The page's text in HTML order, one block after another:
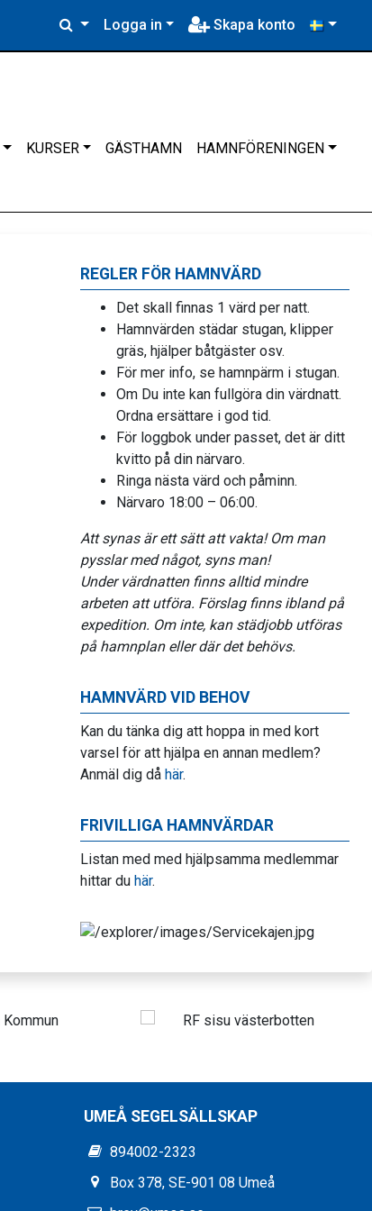
Logga in Skapa konto
KURSER GÄSTHAMN HAMNFÖRENINGEN
REGLER FÖR HAMNVÄRD
Det skall finnas 1 värd per natt.
Hamnvärden städar stugan, klipper
gräs, hjälper båtgäster osv.
För mer info, se hamnpärm i stugan.
Om Du inte kan fullgöra din värdnatt.
Ordna ersättare i god tid.
För loggbok under passet, det är ditt
kvitto på din närvaro.
Ringa nästa värd och påminn.
Närvaro 18:00 – 06:00.
Att synas är ett sätt att vakta! Om man
pysslar med något, syns man!
Under värdnatten finns alltid mindre
arbeten att utföra. Förslag finns ibland på
expedition. Om inte, kan städjobb utföras
på hamnplan eller där det behövs.
HAMNVÄRD VID BEHOV
Kan du tänka dig att hoppa in med kort
varsel för att hjälpa en annan medlem?
Anmäl dig då här.
FRIVILLIGA HAMNVÄRDAR
Listan med med hjälpsamma medlemmar
hittar du här.
UMEÅ SEGELSÄLLSKAP
894002-2323
Box 378, SE-901 08 Umeå